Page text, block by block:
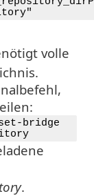
volle
bridge
.